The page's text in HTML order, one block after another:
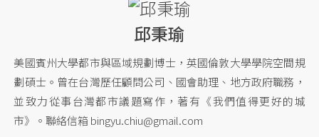
邱秉瑜
美國賓州大學都市與區域規劃博士，英國倫敦大學學院空間規
劃碩士。曾在台灣歷任顧問公司、國會助理、地方政府職務，
並致力從事台灣都市議題寫作，著有《我們值得更好的城
市》。聯絡信箱 bingyu.chiu@gmail.com